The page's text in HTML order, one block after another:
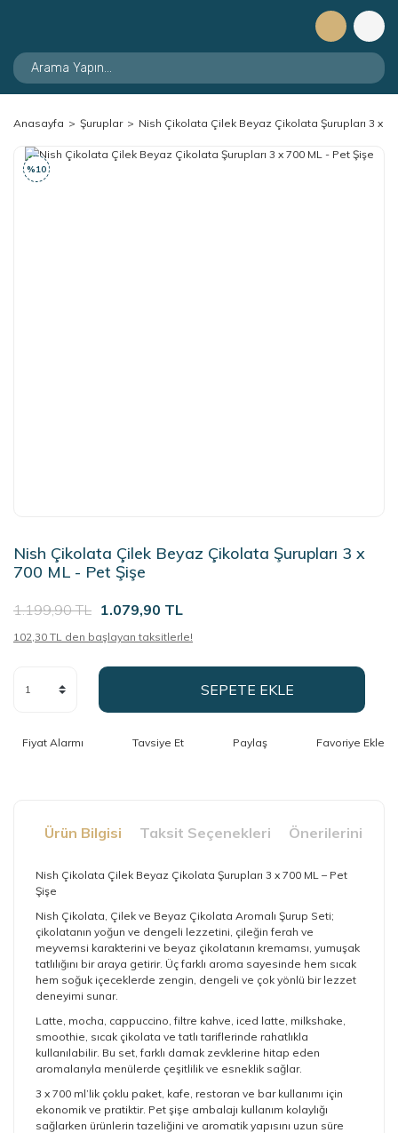
Anasayfa Şuruplar Nish Çikolata Çilek Beyaz Çikolata Şurupları 3 x
%10
Nish Çikolata Çilek Beyaz Çikolata Şurupları 3 x
700 ML - Pet Şişe
1.199,90 TL 1.079,90 TL
102,30 TL den başlayan taksitlerle!
SEPETE EKLE
Fiyat Alarmı Tavsiye Et Paylaş
Ürün Bilgisi Taksit Seçenekleri Önerileriniz
Nish Çikolata Çilek Beyaz Çikolata Şurupları 3 x 700 ML – Pet
Şişe
Nish Çikolata, Çilek ve Beyaz Çikolata Aromalı Şurup Seti;
çikolatanın yoğun ve dengeli lezzetini, çileğin ferah ve
meyvemsi karakterini ve beyaz çikolatanın kremamsı, yumuşak
tatlılığını bir araya getirir. Üç farklı aroma sayesinde hem sıcak
hem soğuk içeceklerde zengin, dengeli ve çok yönlü bir lezzet
deneyimi sunar.
Latte, mocha, cappuccino, filtre kahve, iced latte, milkshake,
smoothie, sıcak çikolata ve tatlı tariflerinde rahatlıkla
kullanılabilir. Bu set, farklı damak zevklerine hitap eden
aromalarıyla menülerde çeşitlilik ve esneklik sağlar.
3 x 700 ml’lik çoklu paket, kafe, restoran ve bar kullanımı için
ekonomik ve pratiktir. Pet şişe ambalajı kullanım kolaylığı
sağlarken ürünlerin tazeliğini ve aromatik yapısını uzun süre